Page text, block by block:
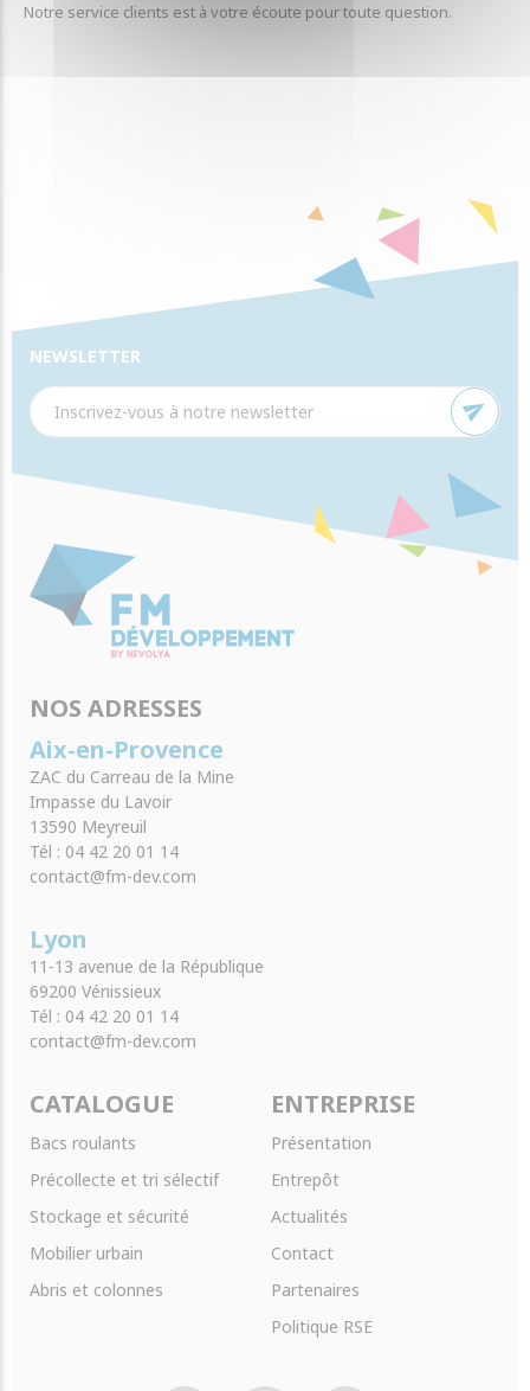
Notre service clients est à votre écoute pour toute question.
NEWSLETTER
send
NOS ADRESSES
Aix-en-Provence
ZAC du Carreau de la Mine
Impasse du Lavoir
13590 Meyreuil
Tél : 04 42 20 01 14
contact@fm-dev.com
Lyon
11-13 avenue de la République
69200 Vénissieux
Tél : 04 42 20 01 14
contact@fm-dev.com
CATALOGUE
Bacs roulants
Précollecte et tri sélectif
Stockage et sécurité
Mobilier urbain
Abris et colonnes
ENTREPRISE
Présentation
Entrepôt
Actualités
Contact
Partenaires
Politique RSE